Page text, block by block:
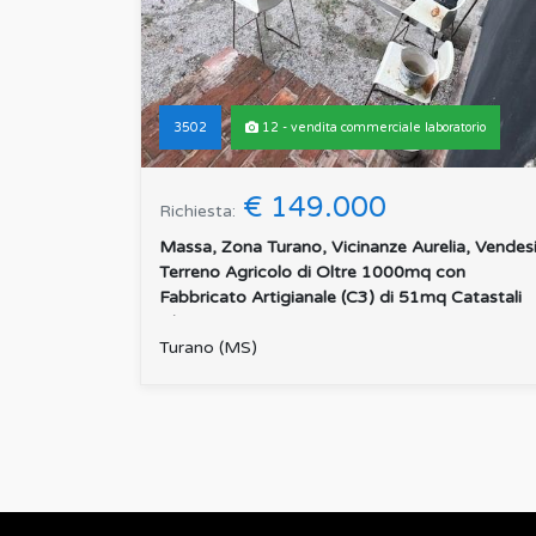
3502 12 - vendita commerciale laboratorio
Richiesta: € 149.000
Massa, Zona Turano, Vicinanze Aurelia, Vendesi
Terreno Agricolo di Oltre 1000mq con
Fabbricato Artigianale (C3) di 51mq Catastali
Libero su 3 Lati con...
Turano (MS)